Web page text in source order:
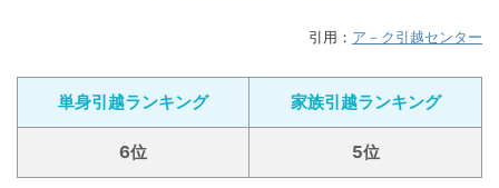
引用： ア－ク引越センター
単身引越ランキング 家族引越ランキング
6位 5位